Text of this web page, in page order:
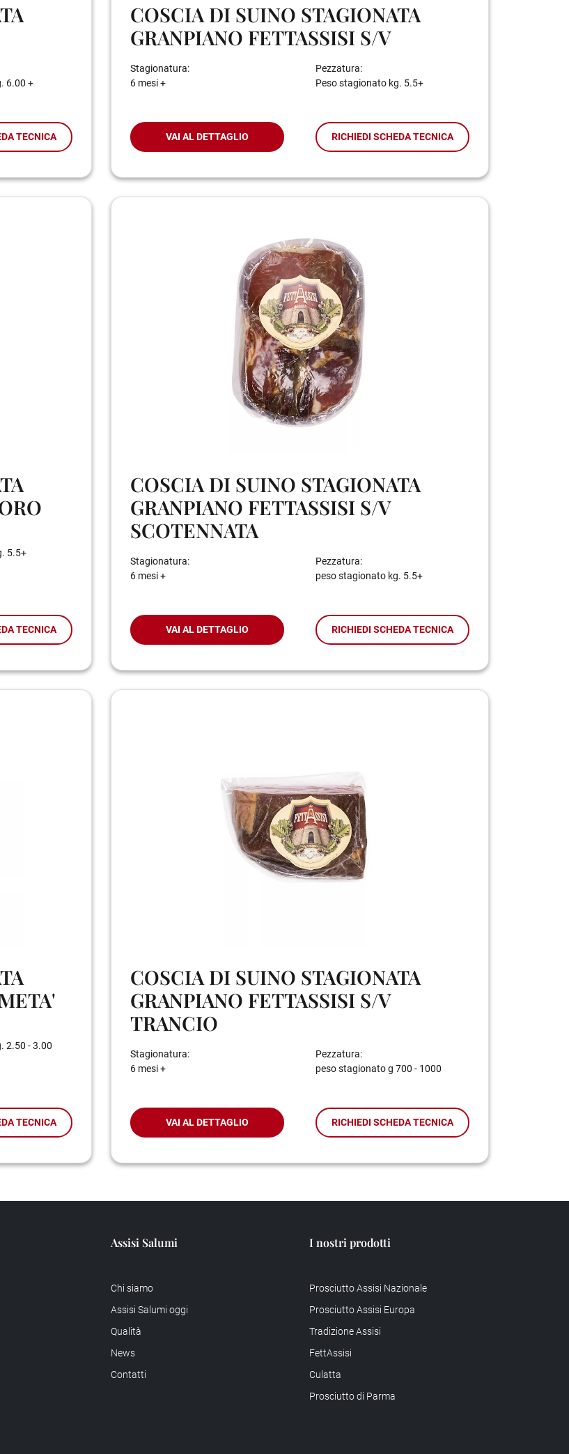
6.00 +
TECNICA
COSCIA DI SUINO STAGIONATA
GRANPIANO FETTASSISI S/V
Stagionatura:
6 mesi +
Pezzatura:
Peso stagionato kg. 5.5+
VAI AL DETTAGLIO RICHIEDI SCHEDA TECNICA
5.5+
TECNICA
COSCIA DI SUINO STAGIONATA
GRANPIANO FETTASSISI S/V
SCOTENNATA
Stagionatura:
6 mesi +
Pezzatura:
peso stagionato kg. 5.5+
VAI AL DETTAGLIO RICHIEDI SCHEDA TECNICA
2.50 - 3.00
TECNICA
COSCIA DI SUINO STAGIONATA
GRANPIANO FETTASSISI S/V
TRANCIO
Stagionatura:
6 mesi +
Pezzatura:
peso stagionato g 700 - 1000
VAI AL DETTAGLIO RICHIEDI SCHEDA TECNICA
Assisi Salumi
Chi siamo
Assisi Salumi oggi
Qualità
News
Contatti
I nostri prodotti
Prosciutto Assisi Nazionale
Prosciutto Assisi Europa
Tradizione Assisi
FettAssisi
Culatta
Prosciutto di Parma